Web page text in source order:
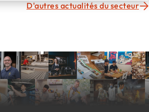
D'autres actualités du secteur